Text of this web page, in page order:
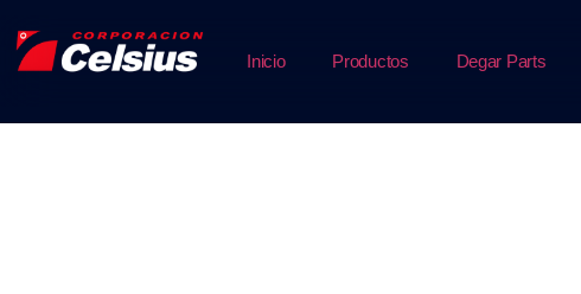
Inicio Productos Degar Parts